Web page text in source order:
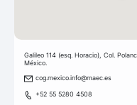
Galileo 114 (esq. Horacio), Col.
México.
cog.mexico.info@maec.es
+52 55 5280 4508